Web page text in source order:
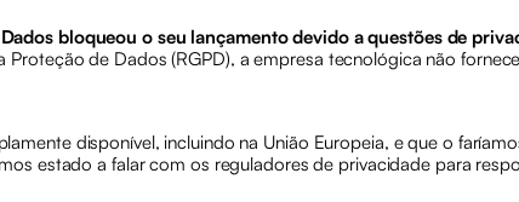
bloqueou o seu lançamento devido a questões de
de Dados (RGPD), a empresa tecnológica não
disponível, incluindo na União Europeia, e que o
estado a falar com os reguladores de privacidade para